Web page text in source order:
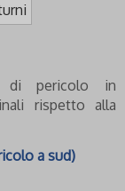
di pericolo in
rispetto alla
a sud)